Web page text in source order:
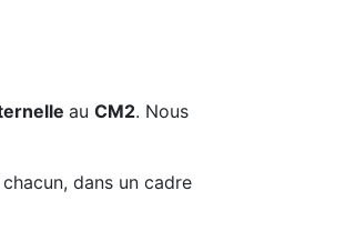
au CM2. Nous
dans un cadre